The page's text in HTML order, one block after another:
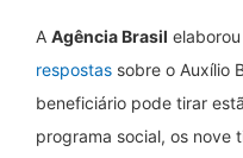
A Agência Brasil elaborou
respostas sobre o Auxílio
beneficiário pode tirar
programa social, os nove